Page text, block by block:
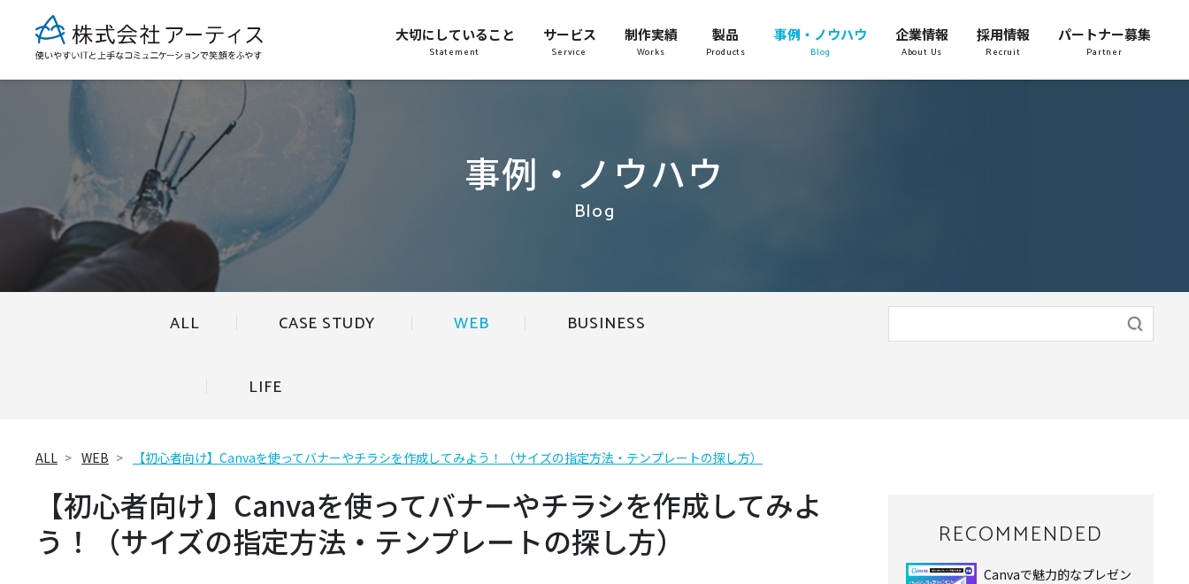
大切にしていること
Statement
サービス
Service
制作実績
Works
製品
Products
事例・ノウハウ
Blog
企業情報
About Us
採用情報
Recruit
パートナー募集
Partner
事例・ノウハウ
Blog
ALL CASE STUDY WEB BUSINESS
LIFE
ALL WEB 【初心者向け】Canvaを使ってバナーやチラシを作成してみよう！（サイズの指定方法・テンプレートの探し方）
【初心者向け】Canvaを使ってバナーやチラシを作成してみよ
う！（サイズの指定方法・テンプレートの探し方）
RECOMMENDED
Canvaで魅力的なプレゼン